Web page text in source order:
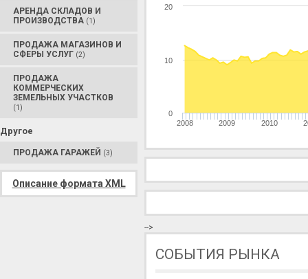
АРЕНДА СКЛАДОВ И
ПРОИЗВОДСТВА (1)
ПРОДАЖА МАГАЗИНОВ И
СФЕРЫ УСЛУГ (2)
ПРОДАЖА
КОММЕРЧЕСКИХ
ЗЕМЕЛЬНЫХ УЧАСТКОВ
(1)
Другое
ПРОДАЖА ГАРАЖЕЙ (3)
Описание формата XML
2008 2009 2010
0
10
20
-->
СОБЫТИЯ РЫНКА